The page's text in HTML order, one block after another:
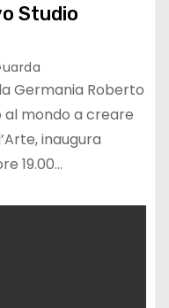
Studio
Germania Roberto
mondo a creare
inaugura
19.00…